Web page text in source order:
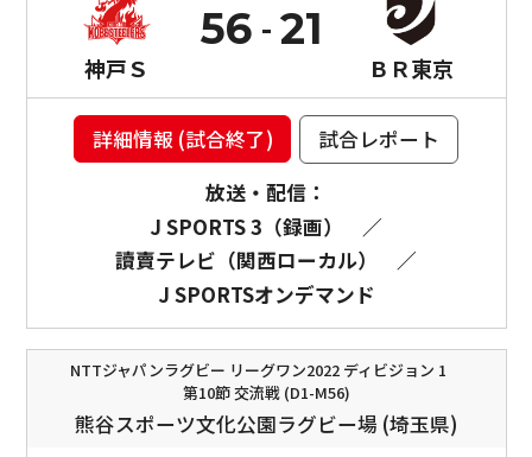
神戸Ｓ
56
ＢＲ東京
21
詳細情報 (試合終了)
試合レポート
放送・配信：
J SPORTS 3（録画）
／
讀賣テレビ（関西ローカル）
／
J SPORTSオンデマンド
NTTジャパンラグビー リーグワン2022 ディビジョン 1
第10節 交流戦 (D1-M56)
熊谷スポーツ文化公園ラグビー場 (埼玉県)